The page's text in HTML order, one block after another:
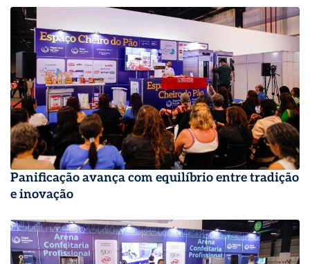
Panificação avança com equilíbrio entre tradição
e inovação